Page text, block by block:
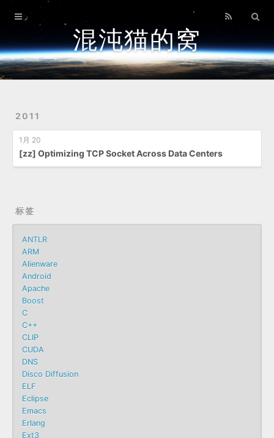
混沌猫的窝
2011
1月 20
[zz] Optimizing TCP Socket Across Data Centers
标签
ANTLR
ARM
Alienware
Android
Apache
Boost
C
C++
CLIP
CUDA
DNS
Disco Diffusion
ELF
Eclipse
Emacs
Erlang
Ext3
首页
归档
关于